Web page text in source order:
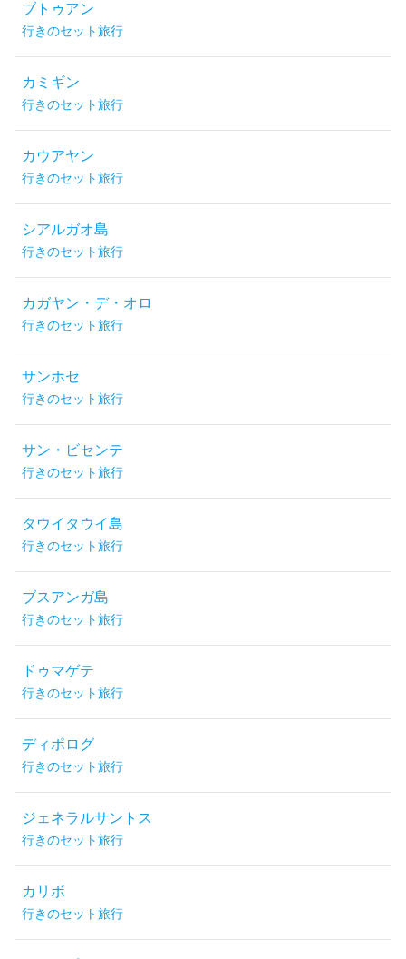
ブトゥアン
行きのセット旅行
カミギン
行きのセット旅行
カウアヤン
行きのセット旅行
シアルガオ島
行きのセット旅行
カガヤン・デ・オロ
行きのセット旅行
サンホセ
行きのセット旅行
サン・ビセンテ
行きのセット旅行
タウイタウイ島
行きのセット旅行
ブスアンガ島
行きのセット旅行
ドゥマゲテ
行きのセット旅行
ディポログ
行きのセット旅行
ジェネラルサントス
行きのセット旅行
カリボ
行きのセット旅行